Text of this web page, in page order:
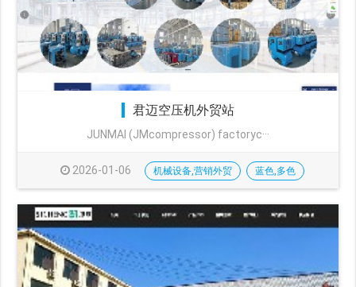
君迈空压机外贸站
JUNMAI (JMcompressor) factoryc···
2026-01-06 机械设备,营销外贸 蓝色,多色